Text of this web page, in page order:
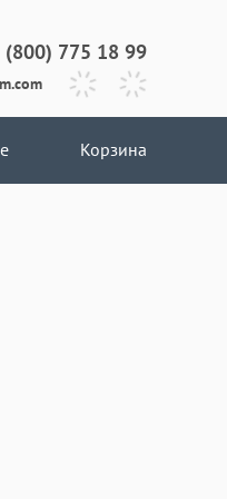
(800) 775 18 99
Корзина